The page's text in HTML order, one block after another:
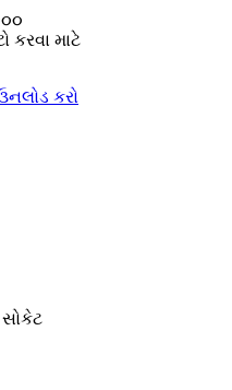
કરવા માટે
કરો